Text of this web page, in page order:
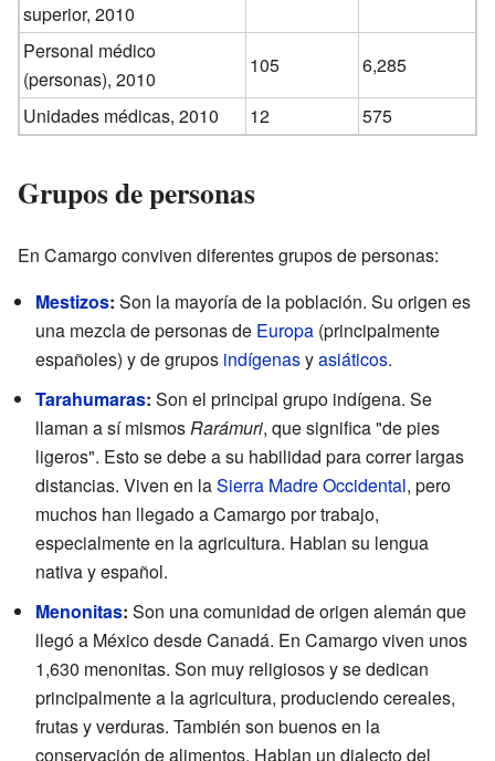
superior, 2010
Personal médico
(personas), 2010
105
6,285
Unidades médicas, 2010
12 575
Grupos de personas
En Camargo conviven diferentes grupos de personas:
Mestizos: Son la mayoría de la población. Su origen es
una mezcla de personas de Europa (principalmente
españoles) y de grupos indígenasyasiáticos.
Tarahumaras: Son el principal grupo indígena. Se
llaman a sí mismosRarámuri, que significa "de pies
ligeros". Esto se debe a su habilidad para correr largas
distancias. Viven en laSierra Madre Occidental, pero
muchos han llegado a Camargo por trabajo,
especialmente en la agricultura. Hablan su lengua
nativa y español.
Menonitas: Son una comunidad de origen alemán que
llegó a México desde Canadá. En Camargo viven unos
1,630 menonitas. Son muy religiosos y se dedican
principalmente a la agricultura, produciendo cereales,
frutas y verduras. También son buenos en la
conservación de alimentos. Hablan un dialecto del